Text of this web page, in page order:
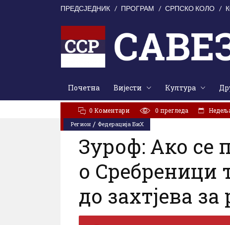
ПРЕДСЈЕДНИК ПРОГРАМ СРПСКО КОЛО
Почетна Вијести Култура
АКТУЕЛНО:
У Цркви Светог Марка молитвено сјећање
Регион / Федерација БиХ
0 Коментари 0 прегледа
Зуроф: Ако се
о Сребреници
до захтјева